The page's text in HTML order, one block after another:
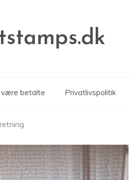
være betalte Privatlivspolitik